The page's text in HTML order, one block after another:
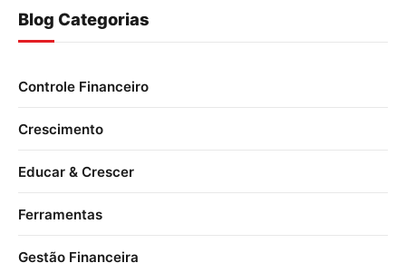
Blog Categorias
Controle Financeiro
Crescimento
Educar & Crescer
Ferramentas
Gestão Financeira